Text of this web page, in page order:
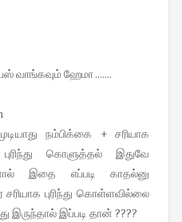
வாங்கவும் ஹேமா .......
நம்பிக்கை + சரியாக
கொளுத்தல் இதுவே
இதை எப்படி காதல்னு
புரிந்து கொள்ளவில்லை
இருந்தால் இப்படி தான் ????